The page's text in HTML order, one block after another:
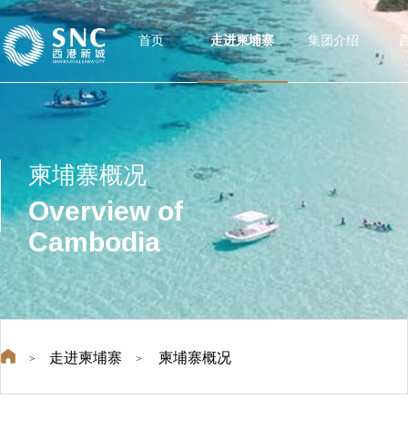
首页 走进柬埔寨 集团介绍
Overview of
Cambodia
柬埔寨概况
> 走进柬埔寨 > 柬埔寨概况